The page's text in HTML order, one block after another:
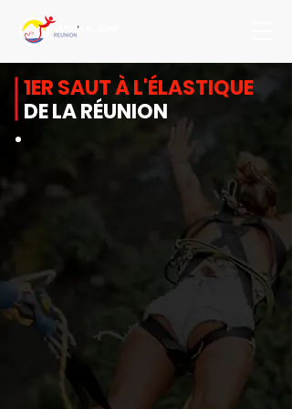
1ER SAUT À L'ÉLASTIQUE
DE LA RÉUNION